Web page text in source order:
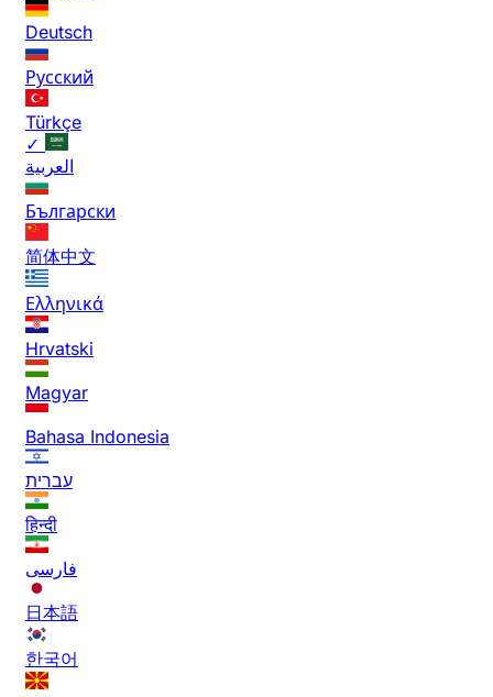
Deutsch
Русский
Türkçe
✓
العربية
Български
简体中文
Ελληνικά
Hrvatski
Magyar
Bahasa Indonesia
עברית
हिन्दी
فارسی
日本語
한국어